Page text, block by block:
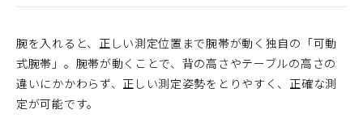
腕を入れると、正しい測定位置まで腕帯が動く独自の「可動
式腕帯」。腕帯が動くことで、背の高さやテーブルの高さの
違いにかかわらず、正しい測定姿勢をとりやすく、正確な測
定が可能です。